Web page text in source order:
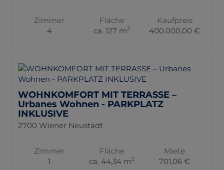
Zimmer
4
Fläche
ca. 127 m2
Kaufpreis
400.000,00 €
WOHNKOMFORT MIT TERRASSE –
Urbanes Wohnen - PARKPLATZ
INKLUSIVE
2700 Wiener Neustadt
Zimmer
1
Fläche
ca. 44,34 m2
Miete
701,06 €